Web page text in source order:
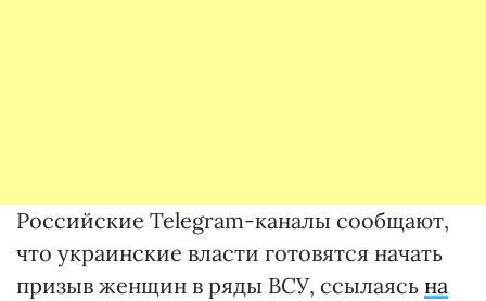
Российские Telegram-каналы сообщают,
что украинские власти готовятся начать
призыв женщин в ряды ВСУ, ссылаясь на